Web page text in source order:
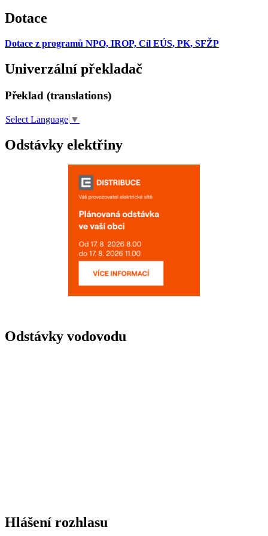
Dotace
Dotace z programů NPO, IROP, Cíl EÚS, PK, SFŽP
Univerzální překladač
Překlad (translations)
Select Language ▼
Odstávky elektřiny
Odstávky vodovodu
Hlášení rozhlasu